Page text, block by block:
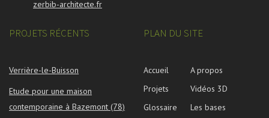
zerbib-architecte.fr
PROJETS RÉCENTS
Verrière-le-Buisson
Etude pour une maison
contemporaine à Bazemont (78)
PLAN DU SITE
Accueil
A propos
Projets
Vidéos 3D
Glossaire
Les bases